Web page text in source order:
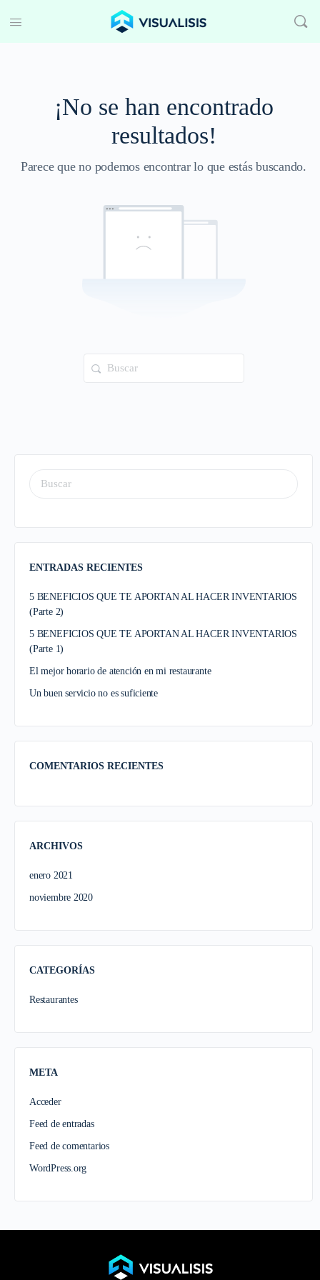
¡No se han encontrado
resultados!
Parece que no podemos encontrar lo que estás buscando.
ENTRADAS RECIENTES
5 BENEFICIOS QUE TE APORTAN AL HACER INVENTARIOS
(Parte 2)
5 BENEFICIOS QUE TE APORTAN AL HACER INVENTARIOS
(Parte 1)
El mejor horario de atención en mi restaurante
Un buen servicio no es suficiente
COMENTARIOS RECIENTES
ARCHIVOS
enero 2021
noviembre 2020
CATEGORÍAS
Restaurantes
META
Acceder
Feed de entradas
Feed de comentarios
WordPress.org